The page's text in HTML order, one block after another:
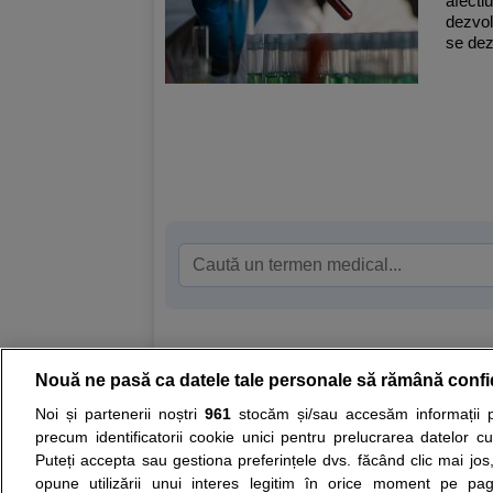
se
Resurse: Autoevaluare simptome
Opiniile avizate ale medicilor, sfaturile si orice
nici diagnosticul stabilit in urma investigatiilor si
ii punem la dispozitie pentru programare in
Nouă ne pasă ca datele tale personale să rămână
Noi și partenerii noștri 961stocăm și/sau accesăm informații
precum identificatorii cookie unici pentru prelucrarea datelor
Puteți accepta sau gestiona preferințele dvs. făcând clic mai
opune utilizării unui interes legitim în orice moment pe